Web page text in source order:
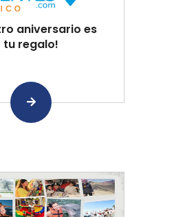
aniversario es
tu regalo!